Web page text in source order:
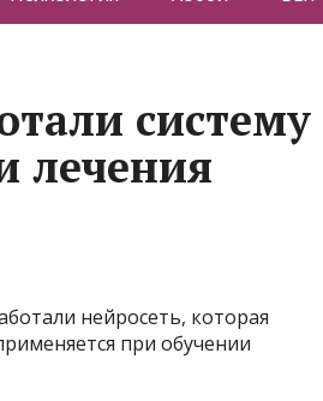
систему
лечения
нейросеть, которая
при обучении